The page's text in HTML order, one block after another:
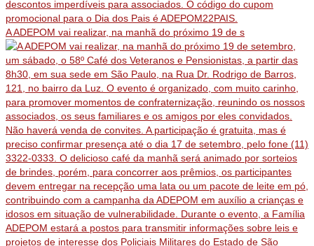
A ADEPOM vai realizar, na manhã do próximo 19 de s